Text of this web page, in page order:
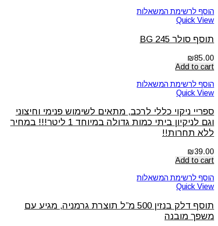
הוסף לרשימת המשאלות
Quick View
תוסף סולר 245 BG
₪85.00
Add to cart
הוסף לרשימת המשאלות
Quick View
ספריי ניקוי כללי לרכב, מתאים לשימוש פנימי וחיצוני
וגם לניקיון ביתי כמות גדולה במיוחד 1 ליטר!!! במחיר
ללא תחרות!!
₪39.00
Add to cart
הוסף לרשימת המשאלות
Quick View
תוסף דלק בנזין 500 מ”ל תוצרת גרמניה, מגיע עם
משפך מובנה